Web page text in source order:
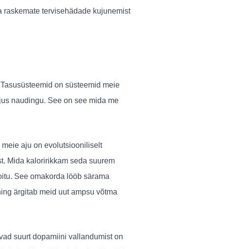
tervisehädade kujunemist
on süsteemid meie
naudingu. See on see mida me
aju on evolutsiooniliselt
Mida kaloririkkam seda suurem
See omakorda lööb särama
ärgitab meid uut ampsu võtma
suurt dopamiini vallandumist on